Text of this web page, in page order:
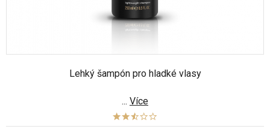
Lehký šampón pro hladké vlasy
... Více